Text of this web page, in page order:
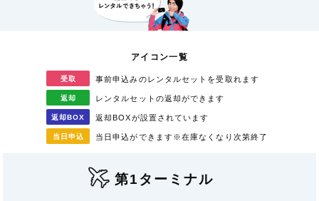
アイコン一覧
受取 事前申込みのレンタルセットを受取れます
返却 レンタルセットの返却ができます
返却BOX 返却BOXが設置されています
当日 申込 当日申込ができます※在庫なくなり次第終了
第1ターミナル